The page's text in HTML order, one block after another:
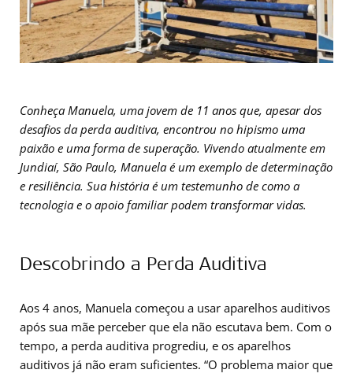
Conheça Manuela, uma jovem de 11 anos que, apesar dos
desafios da perda auditiva, encontrou no hipismo uma
paixão e uma forma de superação. Vivendo atualmente em
Jundiaí, São Paulo, Manuela é um exemplo de determinação
e resiliência. Sua história é um testemunho de como a
tecnologia e o apoio familiar podem transformar vidas.
Descobrindo a Perda Auditiva
Aos 4 anos, Manuela começou a usar aparelhos auditivos
após sua mãe perceber que ela não escutava bem. Com o
tempo, a perda auditiva progrediu, e os aparelhos
auditivos já não eram suficientes. “O problema maior que